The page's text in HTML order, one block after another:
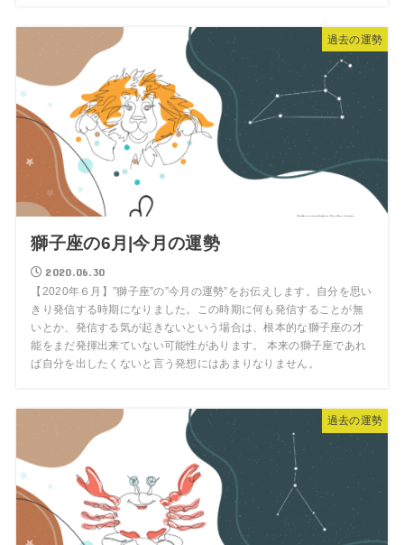
過去の運勢
獅子座の6月|今月の運勢
2020.06.30
【2020年６月】”獅子座”の”今月の運勢”をお伝えします。自分を思い
きり発信する時期になりました。この時期に何も発信することが無
いとか、発信する気が起きないという場合は、根本的な獅子座の才
能をまだ発揮出来ていない可能性があります。 本来の獅子座であれ
ば自分を出したくないと言う発想にはあまりなりません。
過去の運勢